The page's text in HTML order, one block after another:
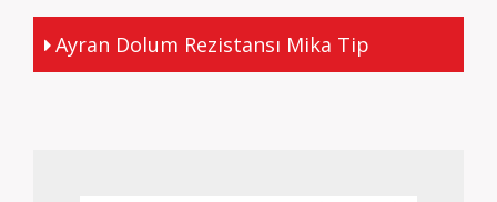
Ayran Dolum Rezistansı Mika Tip